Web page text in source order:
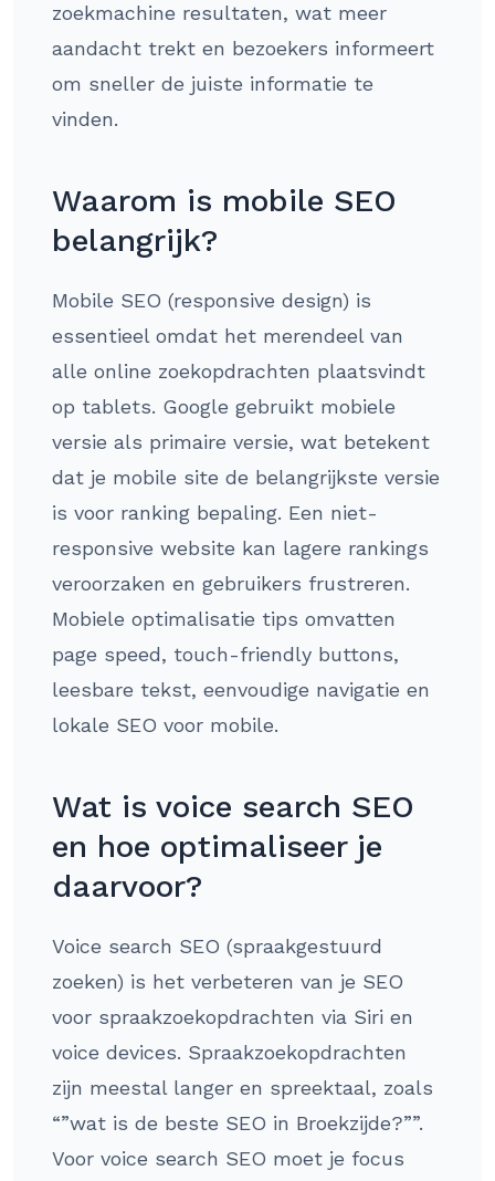
zoekmachine resultaten, wat meer
aandacht trekt en bezoekers informeert
om sneller de juiste informatie te
vinden.
Waarom is mobile SEO
belangrijk?
Mobile SEO (responsive design) is
essentieel omdat het merendeel van
alle online zoekopdrachten plaatsvindt
op tablets. Google gebruikt mobiele
versie als primaire versie, wat betekent
dat je mobile site de belangrijkste versie
is voor ranking bepaling. Een niet-
responsive website kan lagere rankings
veroorzaken en gebruikers frustreren.
Mobiele optimalisatie tips omvatten
page speed, touch-friendly buttons,
leesbare tekst, eenvoudige navigatie en
lokale SEO voor mobile.
Wat is voice search SEO
en hoe optimaliseer je
daarvoor?
Voice search SEO (spraakgestuurd
zoeken) is het verbeteren van je SEO
voor spraakzoekopdrachten via Siri en
voice devices. Spraakzoekopdrachten
zijn meestal langer en spreektaal, zoals
“”wat is de beste SEO in Broekzijde?””.
Voor voice search SEO moet je focus